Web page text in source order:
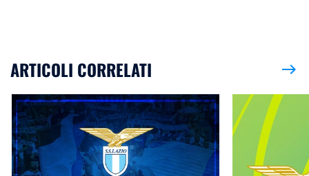
ARTICOLI CORRELATI east